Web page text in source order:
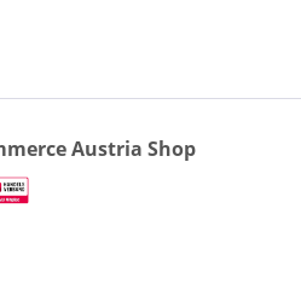
Austria Shop